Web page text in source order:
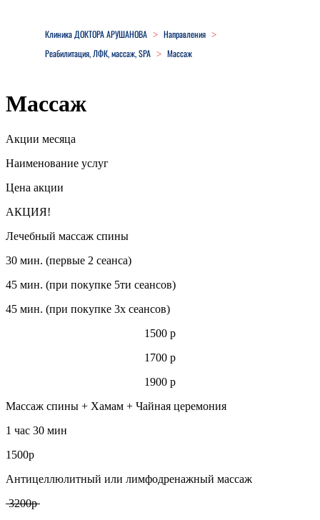
Клиника ДОКТОРА АРУШАНОВА > Направления >
Реабилитация, ЛФК, массаж, SPA > Массаж
Массаж
Акции месяца
Наименование услуг
Цена акции
АКЦИЯ!
Лечебный массаж спины
30 мин. (первые 2 сеанса)
45 мин. (при покупке 5ти сеансов)
45 мин. (при покупке 3х сеансов)
1500 р
1700 р
1900 р
Массаж спины + Хамам + Чайная церемония
1 час 30 мин
1500р
Антицеллюлитный или лимфодренажный массаж
3200р